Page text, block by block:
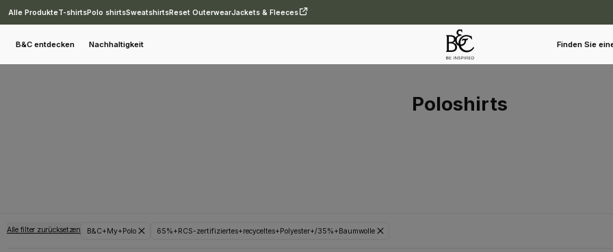
Alle ProdukteT-shirtsPolo shirtsSweatshirtsReset OuterwearJackets & Fleeces
B&C entdecken Nachhaltigkeit Finden Sie
Poloshirts
Alle filter zurücksetzen B&C+My+Polo 65%+RCS-zertifiziertes+recyceltes+Polyester+/35%+Baumwolle